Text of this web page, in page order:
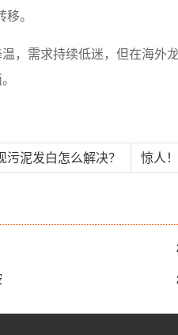
。
，需求持续低迷，但在海
泥发白怎么解决？ 惊人